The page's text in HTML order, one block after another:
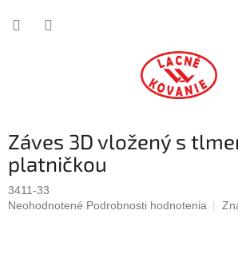
Záves 3D vložený s
platničkou
3411-33
Priemerné
Neohodnotené Podrobnosti hodnotenia